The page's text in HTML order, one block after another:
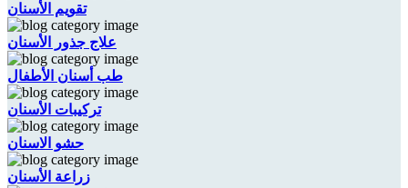
تقويم الأسنان
علاج جذور الأسنان
طب أسنان الأطفال
تركيبات الأسنان
حشو الاسنان
زراعة الأسنان